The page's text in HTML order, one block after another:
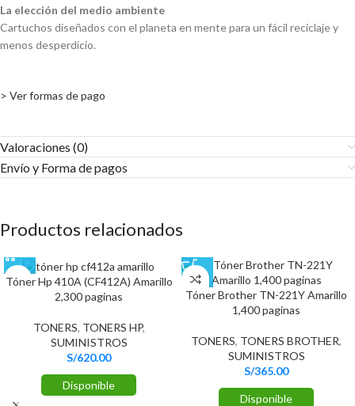
La elección del medio ambiente
Cartuchos diseñados con el planeta en mente para un fácil reciclaje y
menos desperdicio.
> Ver formas de pago
Valoraciones (0)
Envío y Forma de pagos​
Productos relacionados
Tóner Hp 410A (CF412A) Amarillo
2,300 paginas
TONERS, TONERS HP,
SUMINISTROS
S/620.00
Disponible
Tóner Brother TN-221Y Amarillo
1,400 paginas
TONERS, TONERS BROTHER,
SUMINISTROS
S/365.00
Disponible